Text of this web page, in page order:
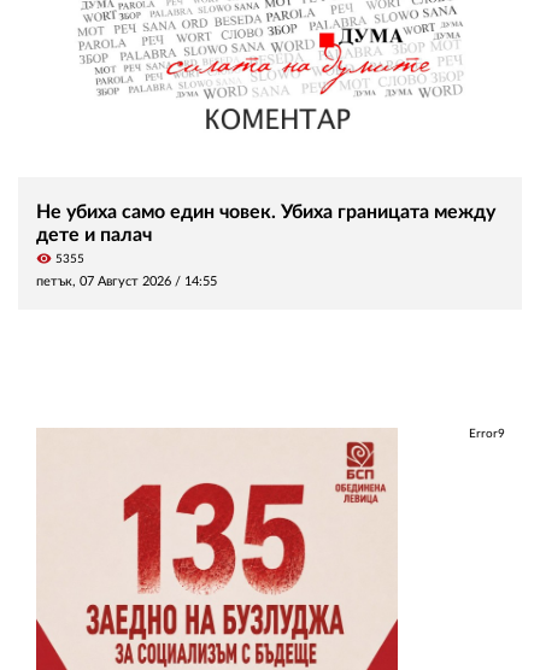
Не убиха само един човек. Убиха границата между
дете и палач
visibility 5355
петък, 07 Август 2026 / 14:55
Error9